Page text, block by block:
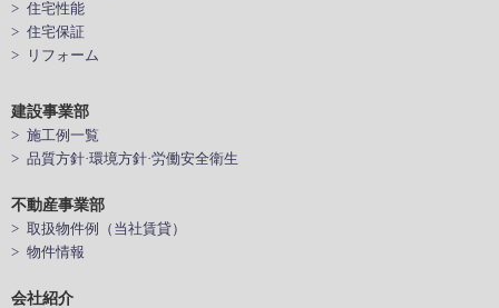
> 住宅性能
> 住宅保証
> リフォーム
建設事業部
> 施工例一覧
> 品質方針·環境方針·労働安全衛生
不動産事業部
> 取扱物件例（当社賃貸）
> 物件情報
会社紹介